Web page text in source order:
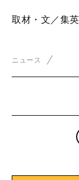
取材・文／集
ニュース